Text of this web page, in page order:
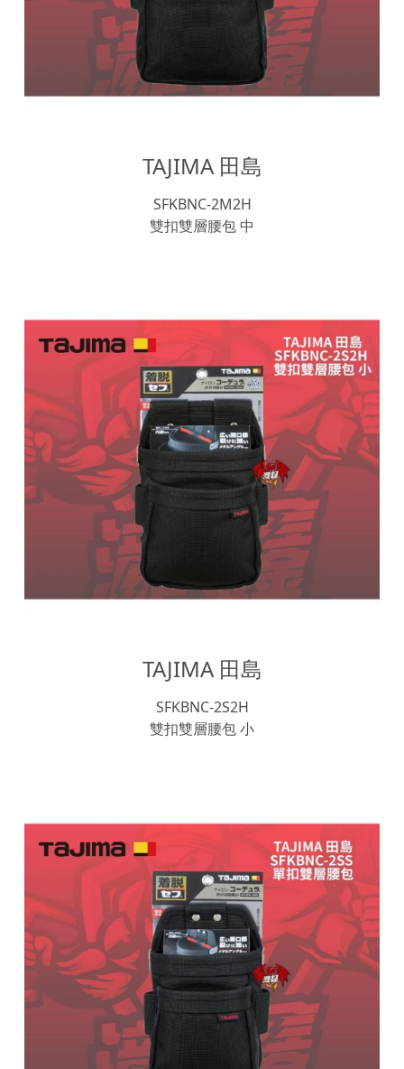
TAJIMA 田島
SFKBNC-2M2H
雙扣雙層腰包 中
TAJIMA 田島
SFKBNC-2S2H
雙扣雙層腰包 小